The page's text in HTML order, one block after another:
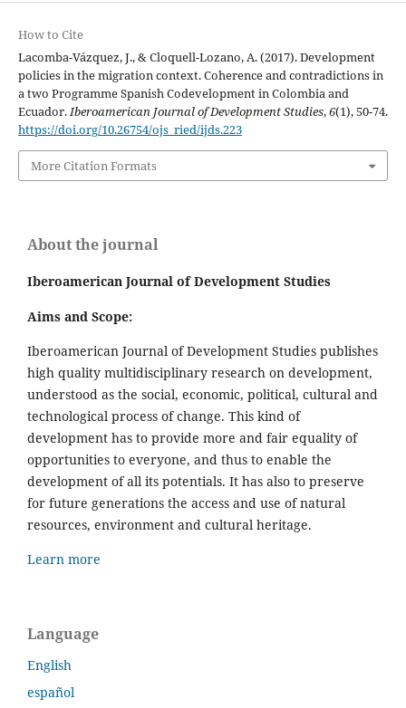
How to Cite
Lacomba-Vázquez, J., & Cloquell-Lozano, A. (2017). Development
policies in the migration context. Coherence and contradictions in
a two Programme Spanish Codevelopment in Colombia and
Ecuador. Iberoamerican Journal of Development Studies,6(1), 50-74.
https://doi.org/10.26754/ojs_ried/ijds.223
More Citation Formats
About the journal
Iberoamerican Journal of Development Studies
Aims and Scope:
Iberoamerican Journal of Development Studies publishes
high quality multidisciplinary research on development,
understood as the social, economic, political, cultural and
technological process of change. This kind of
development has to provide more and fair equality of
opportunities to everyone, and thus to enable the
development of all its potentials. It has also to preserve
for future generations the access and use of natural
resources, environment and cultural heritage.
Learn more
Language
English
español